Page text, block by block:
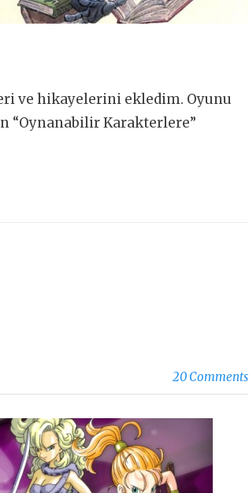
ve hikayelerini ekledim. Oyunu
“Oynanabilir Karakterlere”
20 Comments